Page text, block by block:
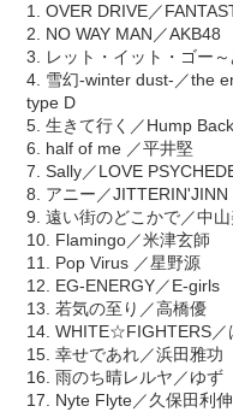
1. OVER DRIVE／
2. NO WAY MAN／AKB48
3. レット・イット・ゴー
4. 雪幻-winter dust-／the
type D
5. 生きて行く／Hump Back
6. half of me ／平井堅
7. Sally／LOVE
8. アニー／JITTERIN'JINN
9. 遠い街のどこかで／中
10. Flamingo／米津玄師
11. Pop Virus ／星野源
12. EG-ENERGY／E-girls
13. 若気の至り／高橋優
14. WHITE☆FIGHTERS／
15. 幸せであれ／浜田雅功
16. 雨のち晴レルヤ／ゆず
17. Nyte Flyte／久保田利伸